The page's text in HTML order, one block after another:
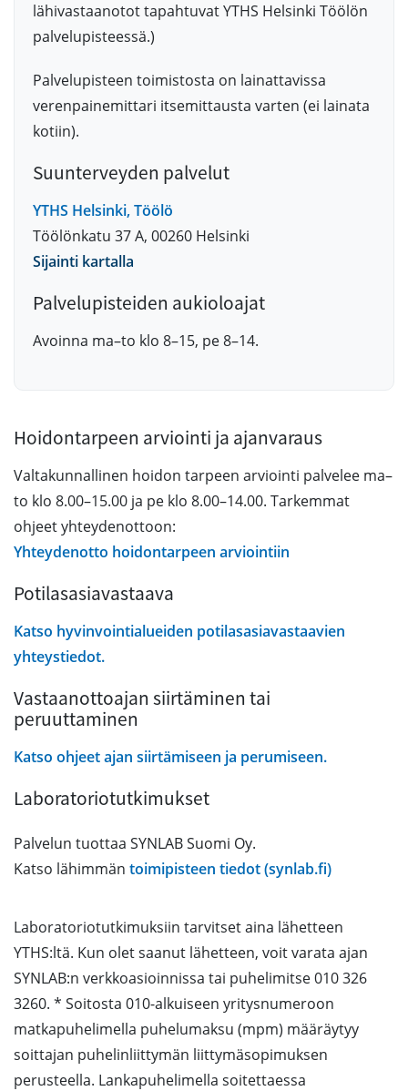
lähivastaanotot tapahtuvat YTHS Helsinki Töölön
palvelupisteessä.)
Palvelupisteen toimistosta on lainattavissa
verenpainemittari itsemittausta varten (ei lainata
kotiin).
Suunterveyden palvelut
YTHS Helsinki, Töölö
Töölönkatu 37 A, 00260 Helsinki
Sijainti kartalla
Palvelupisteiden aukioloajat
Avoinna ma–to klo 8–15, pe 8–14.
Hoidontarpeen arviointi ja ajanvaraus
Valtakunnallinen hoidon tarpeen arviointi palvelee ma–
to klo 8.00–15.00 ja pe klo 8.00–14.00. Tarkemmat
ohjeet yhteydenottoon:
Yhteydenotto hoidontarpeen arviointiin
Potilasasiavastaava
Katso hyvinvointialueiden potilasasiavastaavien
yhteystiedot.
Vastaanottoajan siirtäminen tai
peruuttaminen
Katso ohjeet ajan siirtämiseen ja perumiseen.
Laboratoriotutkimukset
Palvelun tuottaa SYNLAB Suomi Oy.
Katso lähimmän toimipisteen tiedot (synlab.fi)
Laboratoriotutkimuksiin tarvitset aina lähetteen
YTHS:ltä. Kun olet saanut lähetteen, voit varata ajan
SYNLAB:n verkkoasioinnissa tai puhelimitse 010 326
3260. * Soitosta 010-alkuiseen yritysnumeroon
matkapuhelimella puhelumaksu (mpm) määräytyy
soittajan puhelinliittymän liittymäsopimuksen
perusteella. Lankapuhelimella soitettaessa